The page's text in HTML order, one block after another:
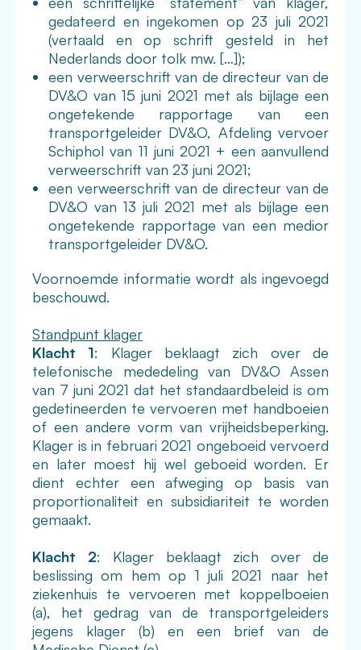
gedateerd en ingekomen op 23 juli 2021
(vertaald en op schrift gesteld in het
Nederlands door tolk mw. […]);
een verweerschrift van de directeur van de
DV&O van 15 juni 2021 met als bijlage een
ongetekende rapportage van een
transportgeleider DV&O, Afdeling vervoer
Schiphol van 11 juni 2021 + een aanvullend
verweerschrift van 23 juni 2021;
een verweerschrift van de directeur van de
DV&O van 13 juli 2021 met als bijlage een
ongetekende rapportage van een medior
transportgeleider DV&O.
Voornoemde informatie wordt als ingevoegd
beschouwd.
Standpunt klager
Klacht 1: Klager beklaagt zich over de
telefonische mededeling van DV&O Assen
van 7 juni 2021 dat het standaardbeleid is om
gedetineerden te vervoeren met handboeien
of een andere vorm van vrijheidsbeperking.
Klager is in februari 2021 ongeboeid vervoerd
en later moest hij wel geboeid worden. Er
dient echter een afweging op basis van
proportionaliteit en subsidiariteit te worden
gemaakt.
Klacht 2: Klager beklaagt zich over de
beslissing om hem op 1 juli 2021 naar het
ziekenhuis te vervoeren met koppelboeien
(a), het gedrag van de transportgeleiders
jegens klager (b) en een brief van de